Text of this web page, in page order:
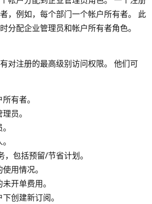
，例如，每个部门一个帐户所有者。 此
分配企业管理员和帐户所有者角色。
对注册的最高级别访问权限。 他们可
有者。
员。
，包括预留/节省计划。
用情况。
开单费用。
创建新订阅。